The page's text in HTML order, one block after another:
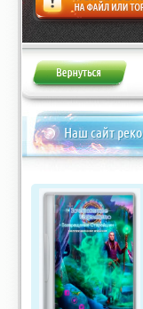
Жалоба
Наш сайт